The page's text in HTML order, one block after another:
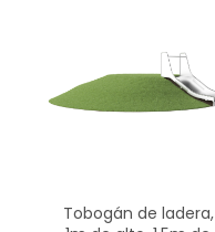
Tobogán de ladera,